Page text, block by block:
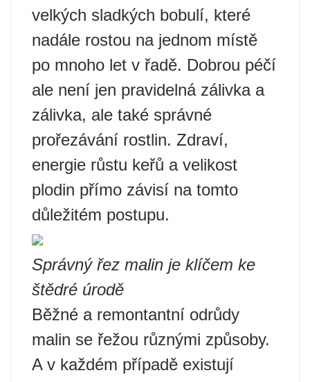
velkých sladkých bobulí, které
nadále rostou na jednom místě
po mnoho let v řadě. Dobrou péčí
ale není jen pravidelná zálivka a
zálivka, ale také správné
prořezávání rostlin. Zdraví,
energie růstu keřů a velikost
plodin přímo závisí na tomto
důležitém postupu.
Správný řez malin je klíčem ke
štědré úrodě
Běžné a remontantní odrůdy
malin se řežou různými způsoby.
A v každém případě existují